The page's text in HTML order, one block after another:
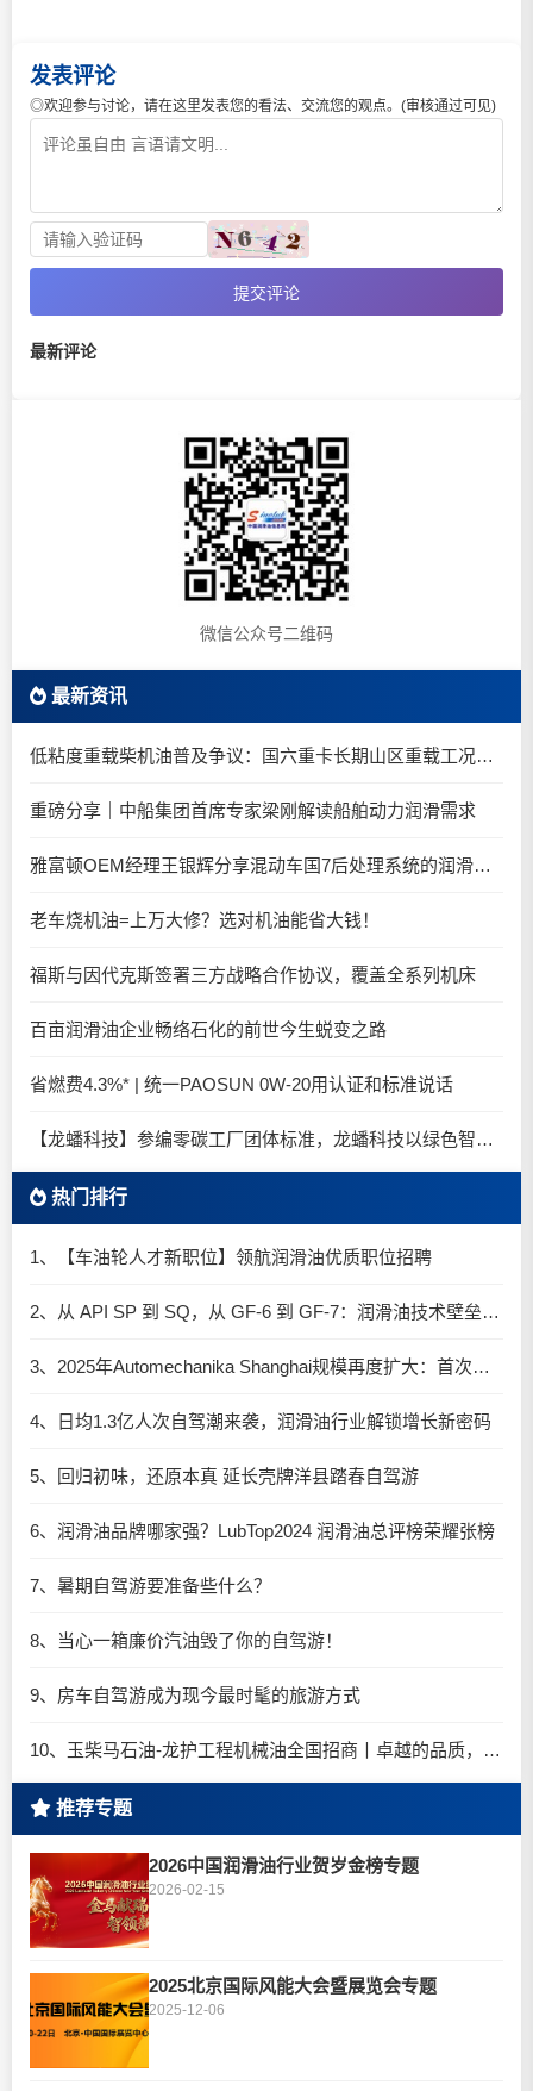
发表评论
◎欢迎参与讨论，请在这里发表您的看法、交流您的观点。(审核通过可见)
提交评论
最新评论
微信公众号二维码
最新资讯
低粘度重载柴机油普及争议：国六重卡长期山区重载工况是否适合0W-20柴油机油？
重磅分享｜中船集团首席专家梁刚解读船舶动力润滑需求
雅富顿OEM经理王银辉分享混动车国7后处理系统的润滑油要求
老车烧机油=上万大修？选对机油能省大钱！
福斯与因代克斯签署三方战略合作协议，覆盖全系列机床
百亩润滑油企业畅络石化的前世今生蜕变之路
省燃费4.3%* | 统一PAOSUN 0W-20用认证和标准说话
【龙蟠科技】参编零碳工厂团体标准，龙蟠科技以绿色智造锚定零碳未来
热门排行
1、【车油轮人才新职位】领航润滑油优质职位招聘
2、从 API SP 到 SQ，从 GF-6 到 GF-7：润滑油技术壁垒再升高，你准备好了吗？
3、2025年Automechanika Shanghai规模再度扩大：首次启用国家会展中心（上海）全部15个展馆
4、日均1.3亿人次自驾潮来袭，润滑油行业解锁增长新密码​
5、回归初味，还原本真 延长壳牌洋县踏春自驾游
6、润滑油品牌哪家强？LubTop2024 润滑油总评榜荣耀张榜
7、暑期自驾游要准备些什么？
8、当心一箱廉价汽油毁了你的自驾游！
9、房车自驾游成为现今最时髦的旅游方式
10、玉柴马石油-龙护工程机械油全国招商丨卓越的品质，专业的品牌！
推荐专题
2026中国润滑油行业贺岁金榜专题
2026-02-15
2025北京国际风能大会暨展览会专题
2025-12-06